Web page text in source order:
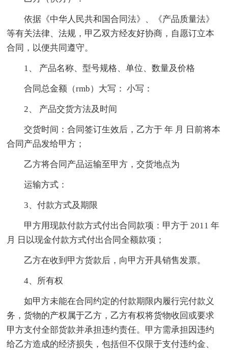
依据《中华人民共和国合同法》、《产品质量法》
等有关法律、法规，甲乙双方经友好协商，自愿订立本
合同，以便共同遵守。
1、 产品名称、型号规格、单位、数量及价格
合同总金额（rmb）大写： 小写：
2、 产品交货方法及时间
交货时间：合同签订生效后，乙方于 年 月 日前将本
合同产品发给甲方；
乙方将合同产品运输至甲方，交货地点为
运输方式：
3、付款方式及期限
甲方用现款付款方式付出合同款项：甲方于 2011 年
月 日以现金付款方式付出合同全额款项；
乙方在收到甲方货款后，向甲方开具销售发票。
4、所有权
如甲方未能在合同约定的付款期限内履行完付款义
务，货物的产权属于乙方，乙方有权将货物收回或要求
甲方支付全部货款并承担违约责任。甲方需承担因违约
给乙方造成的经济损失，包括但不仅限于支付违约金、